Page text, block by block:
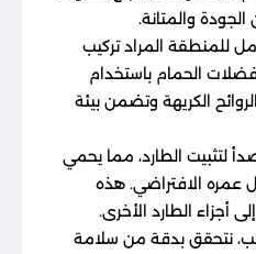
والمتانة.
للمنطقة المراد تركيب
فضلات الحمام باستخدام
الكريهة وتضمن بيئة
لتثبيت الطارد، مما يحمي
عمره الافتراضي. هذه
أجزاء الطارد الأخرى.
نتحقق بدقة من سلامة